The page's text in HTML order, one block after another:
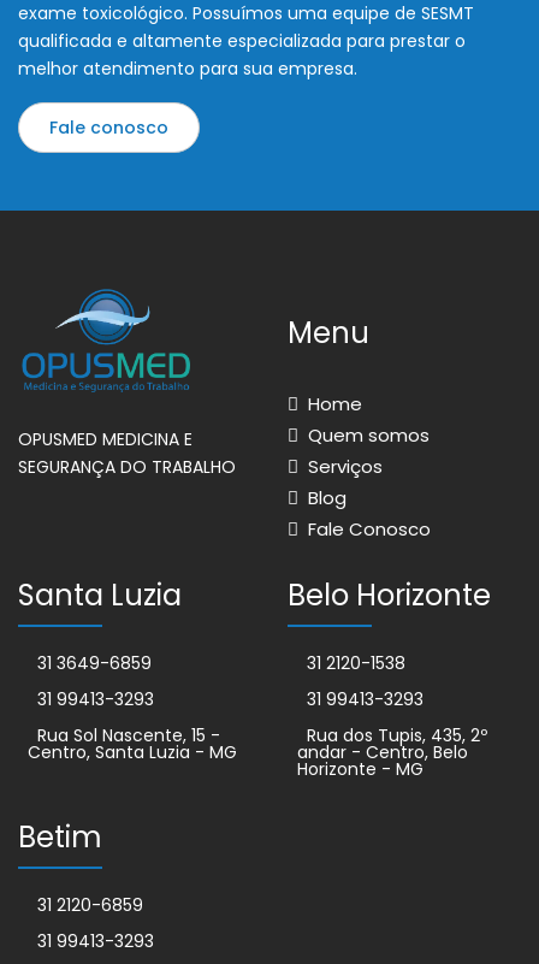
exame toxicológico. Possuímos uma equipe de SESMT
qualificada e altamente especializada para prestar o
melhor atendimento para sua empresa.
Fale conosco
OPUSMED MEDICINA E
SEGURANÇA DO TRABALHO
Menu
Home
Quem somos
Serviços
Blog
Fale Conosco
Santa Luzia
31 3649-6859
31 99413-3293
Rua Sol Nascente, 15 -
Centro, Santa Luzia - MG
Belo Horizonte
31 2120-1538
31 99413-3293
Rua dos Tupis, 435, 2º
andar - Centro, Belo
Horizonte - MG
Betim
31 2120-6859
31 99413-3293